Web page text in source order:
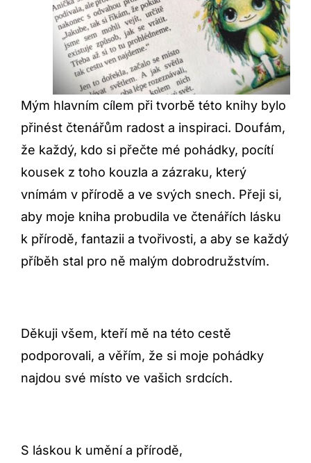
Mým hlavním cílem při tvorbě této knihy bylo
přinést čtenářům radost a inspiraci. Doufám,
že každý, kdo si přečte mé pohádky, pocítí
kousek z toho kouzla a zázraku, který
vnímám v přírodě a ve svých snech. Přeji si,
aby moje kniha probudila ve čtenářích lásku
k přírodě, fantazii a tvořivosti, a aby se každý
příběh stal pro ně malým dobrodružstvím.
Děkuji všem, kteří mě na této cestě
podporovali, a věřím, že si moje pohádky
najdou své místo ve vašich srdcích.
S láskou k umění a přírodě,